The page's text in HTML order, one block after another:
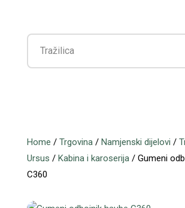
Home / Trgovina/ Namjenski dijelovi /
Ursus / Kabina i karoserija/ Gumeni
C360